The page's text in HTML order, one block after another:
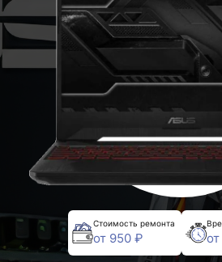
Стоимость ремонта
от 950 ₽